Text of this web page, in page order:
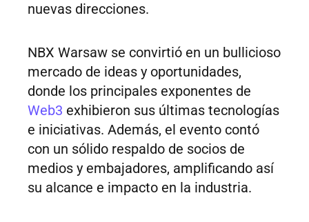
nuevas direcciones.
NBX Warsaw se convirtió en un bullicioso
mercado de ideas y oportunidades,
donde los principales exponentes de
Web3 exhibieron sus últimas tecnologías
e iniciativas. Además, el evento contó
con un sólido respaldo de socios de
medios y embajadores, amplificando así
su alcance e impacto en la industria.